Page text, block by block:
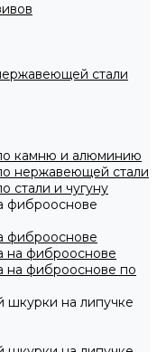
стали
камню и алюминию
нержавеющей стали
стали и чугуну
фиброоснове
фиброоснове
на фиброоснове
на фиброоснове по
шкурки на липучке